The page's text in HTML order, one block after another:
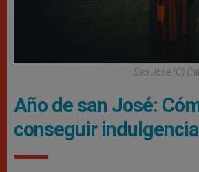
San José (C)
Año de san José:
conseguir